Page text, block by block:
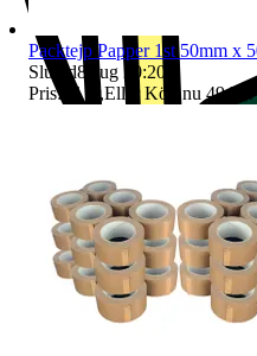
Packtejp Papper 1st 50mm x
Sluttid8 aug 20:20
Pris:
36 kr ,Eller Köp nu 49 kr .